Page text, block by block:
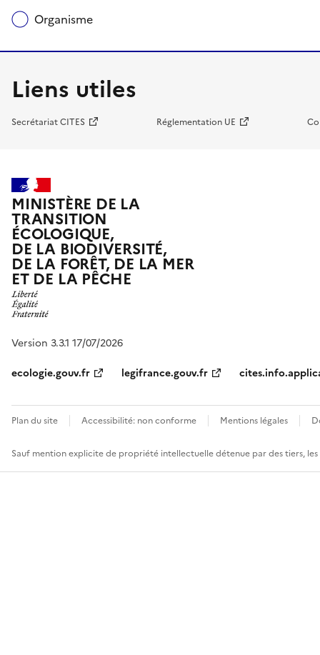
Organisme
Liens utiles
Secrétariat CITES Réglementation UE
MINISTÈRE DE LA
TRANSITION
ÉCOLOGIQUE,
DE LA BIODIVERSITÉ,
DE LA FORÊT, DE LA MER
ET DE LA PÊCHE
Version 3.3.1 17/07/2026
ecologie.gouv.fr
legifrance.gouv.fr
Plan du site Accessibilité: non conforme Mentions légales
Sauf mention explicite de propriété intellectuelle détenue par des tiers,